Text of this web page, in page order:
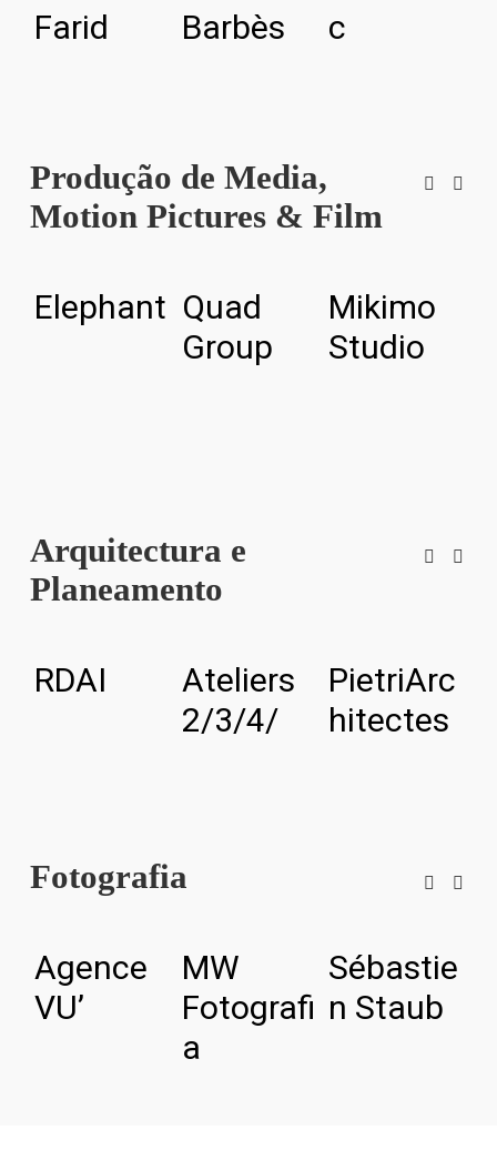
Farid
Barbès
c
Produção de Media,
Motion Pictures & Film
Elephant Quad
Group
Mikimo
Studio
Arquitectura e
Planeamento
RDAI
Ateliers
2/3/4/
PietriArc
hitectes
Fotografia
Agence
VU’
MW
Fotografi
a
Sébastie
n Staub